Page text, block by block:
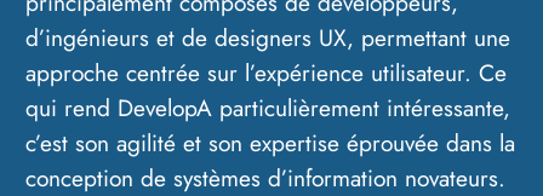
d’ingénieurs et de designers UX, permettant une
approche centrée sur l’expérience utilisateur. Ce
qui rend DevelopA particulièrement intéressante,
c’est son agilité et son expertise éprouvée dans la
conception de systèmes d’information novateurs.